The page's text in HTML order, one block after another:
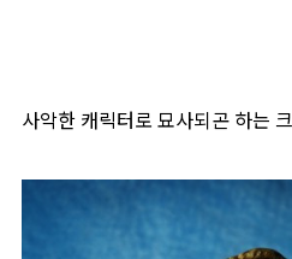
사악한 캐릭터로 묘사되곤 하는